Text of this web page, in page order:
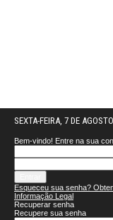
SEXTA-FEIRA, 7 DE
Bem-vindo! Entre na sua
Esqueceu sua senha?
Informação Legal
Recuperar senha
Recupere sua senha